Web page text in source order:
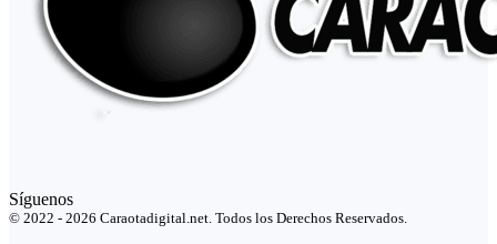
Síguenos
© 2022 - 2026 Caraotadigital.net. Todos los Derechos Reservados.